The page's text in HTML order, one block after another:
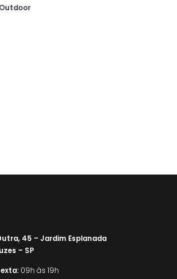
Outdoor
45 – Jardim Esplanada
– SP
09h às 19h